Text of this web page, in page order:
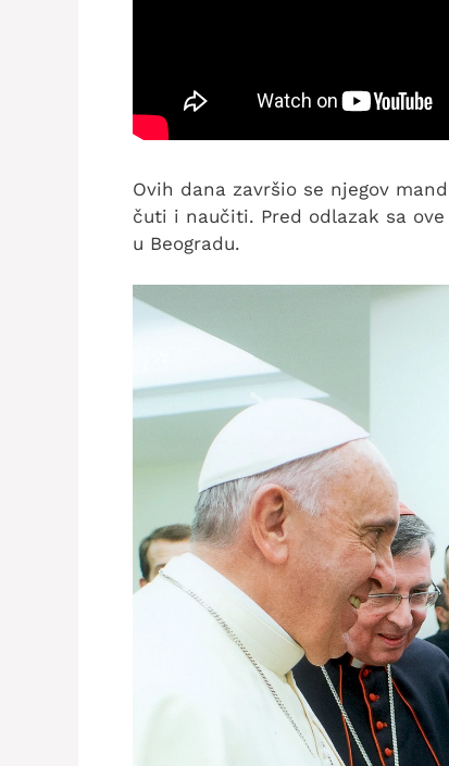
Ovih dana završio se njegov
čuti i naučiti. Pred odlazak sa
u Beogradu.